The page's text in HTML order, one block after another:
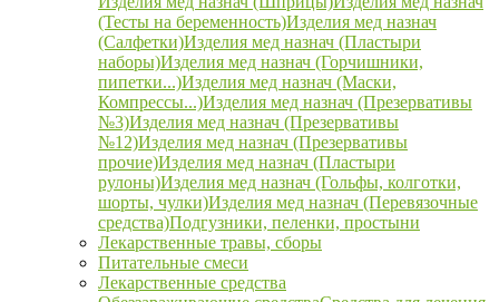
(Тесты на беременность)Изделия мед назнач
(Салфетки)Изделия мед назнач (Пластыри
наборы)Изделия мед назнач (Горчишники,
пипетки...)Изделия мед назнач (Маски,
Компрессы...)Изделия мед назнач (Презервативы
№3)Изделия мед назнач (Презервативы
№12)Изделия мед назнач (Презервативы
прочие)Изделия мед назнач (Пластыри
рулоны)Изделия мед назнач (Гольфы, колготки,
шорты, чулки)Изделия мед назнач (Перевязочные
средства)Подгузники, пеленки, простыни
Лекарственные травы, сборы
Питательные смеси
Лекарственные средства